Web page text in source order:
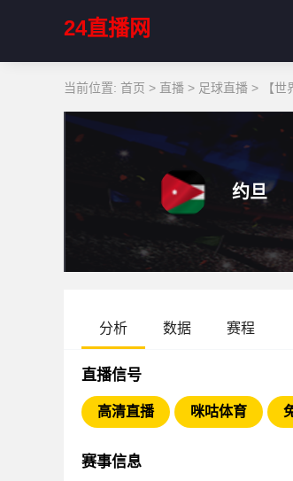
24直播网
当前位置: 首页 > 直播 > 足球直播 > 【
约旦
分析 数据 赛程
直播信号
高清直播 咪咕体育
赛事信息